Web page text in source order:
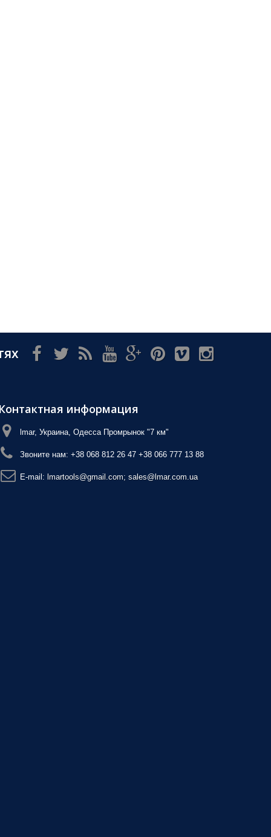
Контактная информация
lmar, Украина, Одесса Промрынок "7 км"
Звоните нам: +38 068 812 26 47 +38 066 777 13 88
E-mail: lmartools@gmail.com; sales@lmar.com.ua